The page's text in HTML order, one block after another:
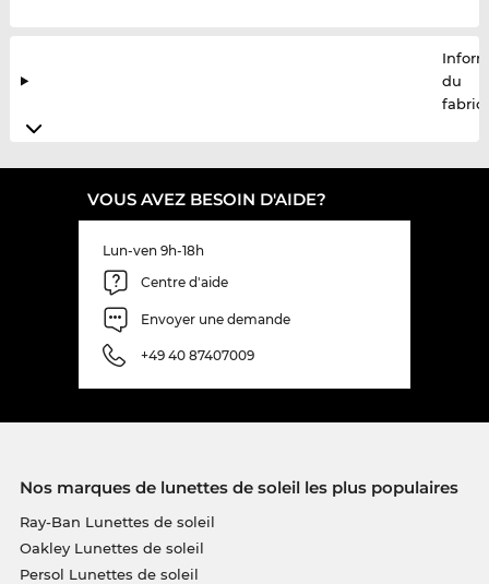
du
VOUS AVEZ BESOIN D'AIDE?
Lun-ven 9h-18h
Centre d'aide
Envoyer une demande
+49 40 87407009
Nos marques de lunettes de soleil les plus populaires
Ray-Ban Lunettes de soleil
Oakley Lunettes de soleil
Persol Lunettes de soleil